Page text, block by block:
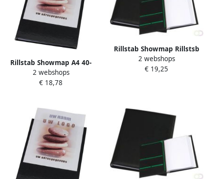
Rillstab Showmap A4 40-
tassen + transparante
voortas
2 webshops
€ 18,78
Rillstab Showmap Rillstsb
Ambassadeur A4 1kanaals
10-tassen zwart
2 webshops
€ 19,25